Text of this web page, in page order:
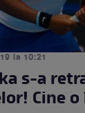
la 10:21
s-a
Cine